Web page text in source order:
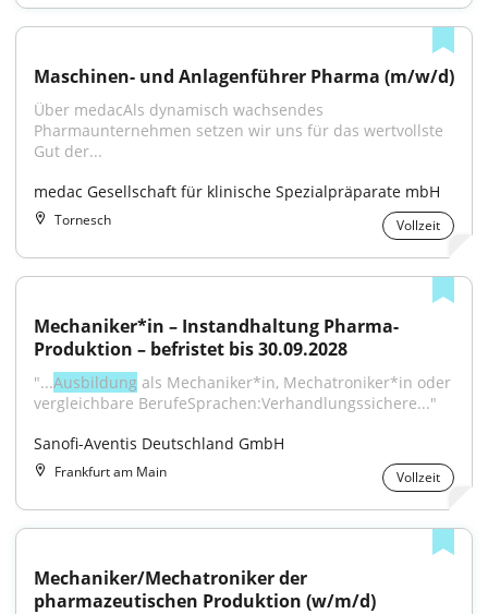
Maschinen- und Anlagenführer Pharma (m/w/d)
Über medacAls dynamisch wachsendes
Pharmaunternehmen setzen wir uns für das wertvollste
Gut der...
medac Gesellschaft für klinische Spezialpräparate mbH
Tornesch Vollzeit
Mechaniker*in – Instandhaltung Pharma-
Produktion – befristet bis 30.09.2028
"...Ausbildung als Mechaniker*in, Mechatroniker*in oder
vergleichbare BerufeSprachen:Verhandlungssichere..."
Sanofi-Aventis Deutschland GmbH
Frankfurt am Main Vollzeit
Mechaniker/Mechatroniker der
pharmazeutischen Produktion (w/m/d)